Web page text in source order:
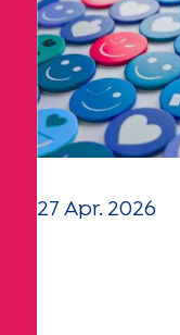
27 Apr. 2026